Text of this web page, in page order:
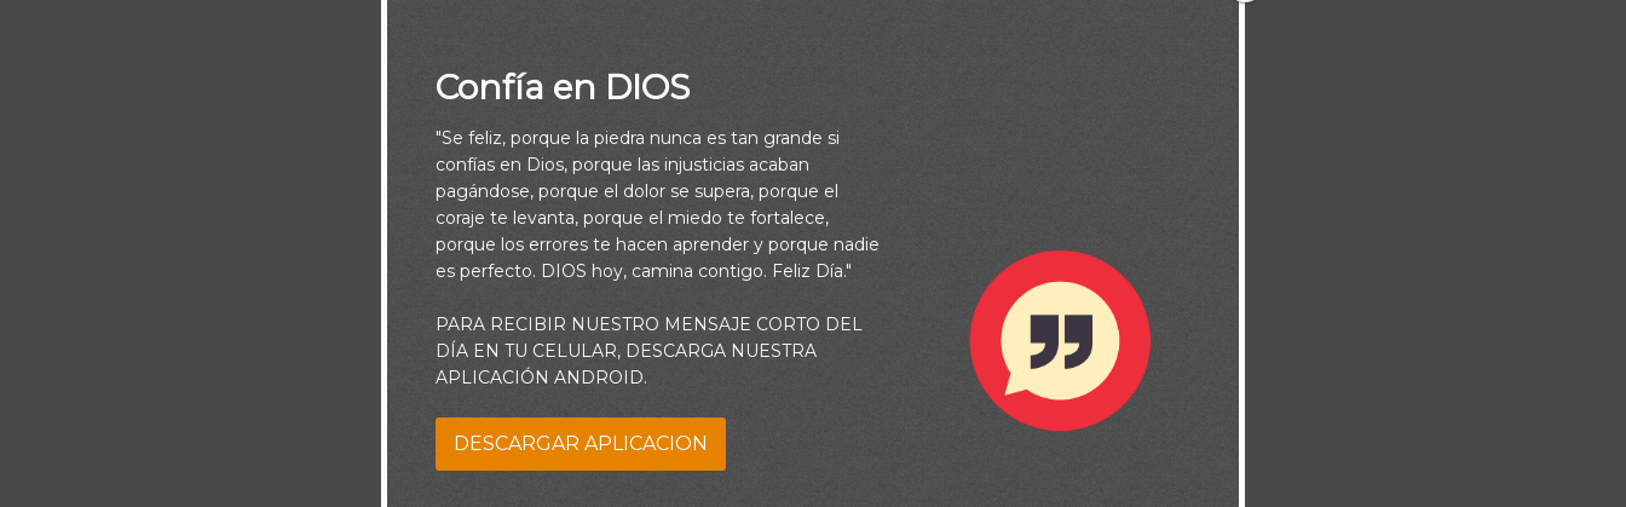
Confía en DIOS
"Se feliz, porque la piedra nunca es tan grande si
confías en Dios, porque las injusticias acaban
pagándose, porque el dolor se supera, porque el
coraje te levanta, porque el miedo te fortalece,
porque los errores te hacen aprender y porque nadie
es perfecto. DIOS hoy, camina contigo. Feliz Día."
PARA RECIBIR NUESTRO MENSAJE CORTO DEL
DÍA EN TU CELULAR, DESCARGA NUESTRA
APLICACIÓN ANDROID.
DESCARGAR APLICACION